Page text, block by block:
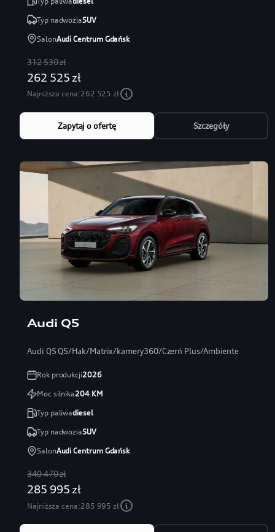
Typ nadwoziaSUV
SalonAudi Centrum Gdańsk
312 530 zł
262 525 zł
Najniższa cena:262 525 zł
Zapytaj o ofertę Szczegóły
Audi Q5
Audi Q5 Q5/Hak/Matrix/kamery360/Czerń Plus/Ambiente
Rok produkcji2026
Moc silnika204KM
Typ paliwadiesel
Typ nadwoziaSUV
SalonAudi Centrum Gdańsk
340 470 zł
285 995 zł
Najniższa cena:285 995 zł